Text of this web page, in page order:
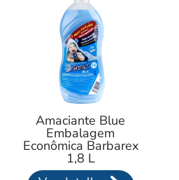
Amaciante Blue
Embalagem
Econômica Barbarex
1,8 L